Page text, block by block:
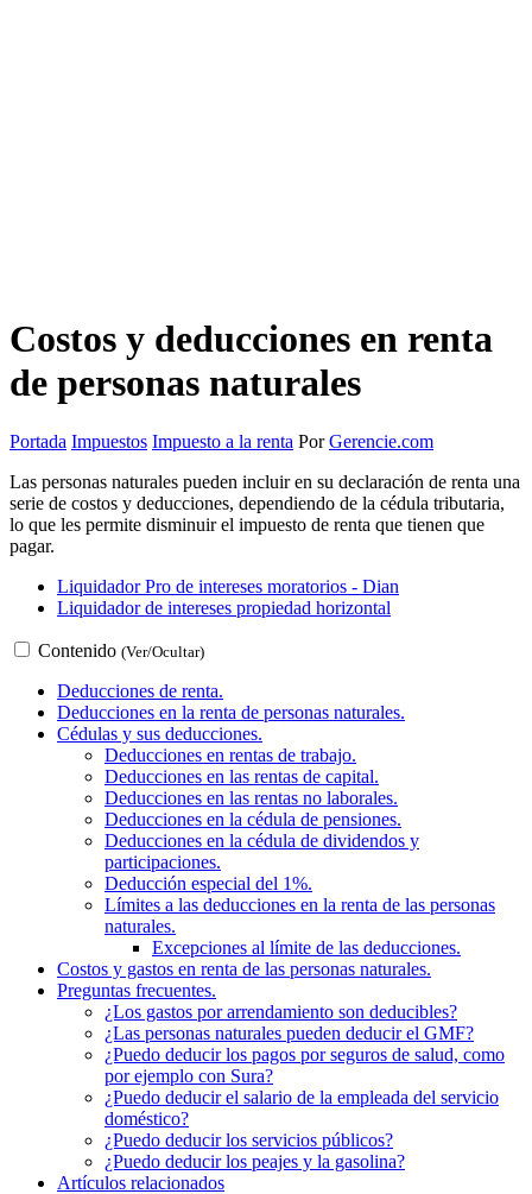
Costos y deducciones en renta
de personas naturales
Portada Impuestos Impuesto a la renta PorGerencie.com
Las personas naturales pueden incluir en su declaración de renta una
serie de costos y deducciones, dependiendo de la cédula tributaria,
lo que les permite disminuir el impuesto de renta que tienen que
pagar.
Liquidador Pro de intereses moratorios - Dian
Liquidador de intereses propiedad horizontal
Contenido (Ver/Ocultar)
Deducciones de renta.
Deducciones en la renta de personas naturales.
Cédulas y sus deducciones.
Deducciones en rentas de trabajo.
Deducciones en las rentas de capital.
Deducciones en las rentas no laborales.
Deducciones en la cédula de pensiones.
Deducciones en la cédula de dividendos y
participaciones.
Deducción especial del 1%.
Límites a las deducciones en la renta de las personas
naturales.
Excepciones al límite de las deducciones.
Costos y gastos en renta de las personas naturales.
Preguntas frecuentes.
¿Los gastos por arrendamiento son deducibles?
¿Las personas naturales pueden deducir el GMF?
¿Puedo deducir los pagos por seguros de salud, como
por ejemplo con Sura?
¿Puedo deducir el salario de la empleada del servicio
doméstico?
¿Puedo deducir los servicios públicos?
¿Puedo deducir los peajes y la gasolina?
Artículos relacionados